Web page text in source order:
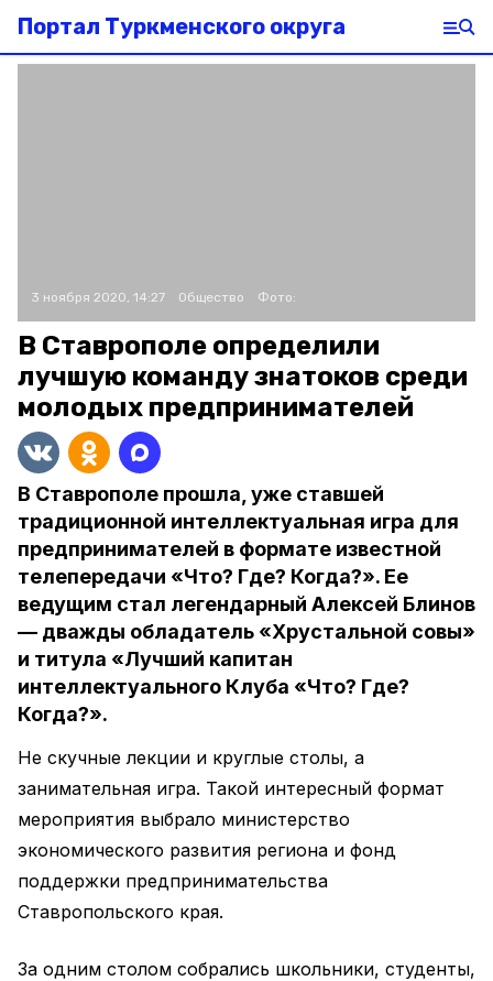
Портал Туркменского округа
3 ноября 2020, 14:27 Общество Фото:
В Ставрополе определили
лучшую команду знатоков среди
молодых предпринимателей
В Ставрополе прошла, уже ставшей
традиционной интеллектуальная игра для
предпринимателей в формате известной
телепередачи «Что? Где? Когда?». Ее
ведущим стал легендарный Алексей Блинов
— дважды обладатель «Хрустальной совы»
и титула «Лучший капитан
интеллектуального Клуба «Что? Где?
Когда?».
Не скучные лекции и круглые столы, а
занимательная игра. Такой интересный формат
мероприятия выбрало министерство
экономического развития региона и фонд
поддержки предпринимательства
Ставропольского края.
За одним столом собрались школьники, студенты,